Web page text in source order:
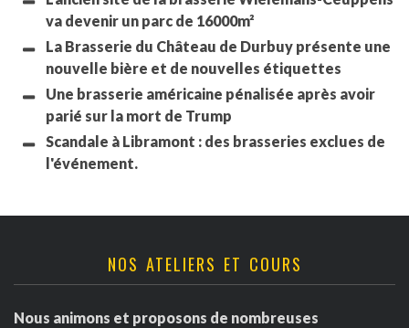
va devenir un parc de 16000m²
La Brasserie du Château de Durbuy présente une
nouvelle bière et de nouvelles étiquettes
Une brasserie américaine pénalisée après avoir
parié sur la mort de Trump
Scandale à Libramont : des brasseries exclues de
l'événement.
NOS ATELIERS ET COURS
Nous animons et proposons de nombreuses